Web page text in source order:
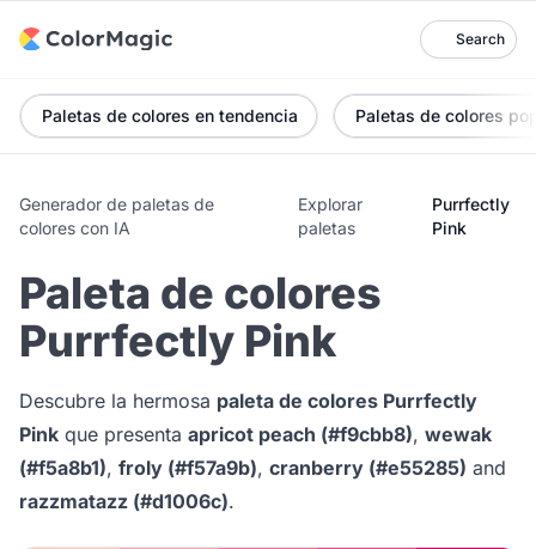
Search
Paletas de colores en tendencia Paletas de colores
Generador de paletas de
colores con IA
Explorar
paletas
Purrfectly
Pink
Paleta de colores
Purrfectly Pink
Descubre la hermosa paleta de colores Purrfectly
Pink que presenta apricot peach (#f9cbb8), wewak
(#f5a8b1), froly (#f57a9b), cranberry (#e55285) and
razzmatazz (#d1006c).